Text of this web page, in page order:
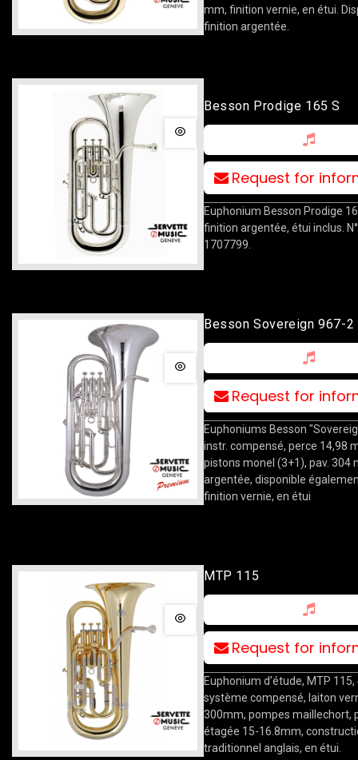
mm, finition vernie, en étui.
finition argentée.
Besson Prodige 165 S
Request for
Euphonium Besson Prodige
finition argentée, étui inclus.
1707799.
Besson Sovereign 967-2
Request for
Euphoniums Besson
instr. compensé, perce 14,98
pistons monel (3+1), pav. 304
argentée, disponible
finition vernie, en étui
MTP 115
Request for
Euphonium d’étude, MTP
système compensé, laiton
300mm, pompes maillechort,
étagée 15-16.8mm,
traditionnel anglais, en étui.